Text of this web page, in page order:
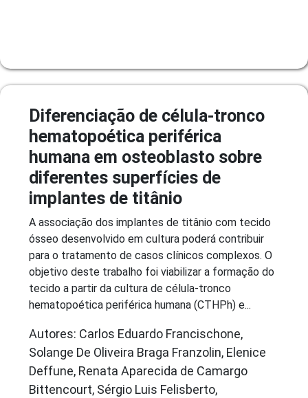
Diferenciação de célula-tronco
hematopoética periférica
humana em osteoblasto sobre
diferentes superfícies de
implantes de titânio
A associação dos implantes de titânio com tecido
ósseo desenvolvido em cultura poderá contribuir
para o tratamento de casos clínicos complexos. O
objetivo deste trabalho foi viabilizar a formação do
tecido a partir da cultura de célula-tronco
hematopoética periférica humana (CTHPh) e...
Autores: Carlos Eduardo Francischone,
Solange De Oliveira Braga Franzolin, Elenice
Deffune, Renata Aparecida de Camargo
Bittencourt, Sérgio Luis Felisberto,